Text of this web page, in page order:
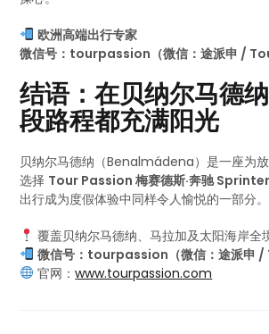
欧洲高端出行专家
微信号：tourpassion（微信：途派申 /
结语：在贝纳尔马德
段路程都充满阳光
贝纳尔马德纳（Benalmádena）是一座为放
选择 Tour Passion 梅赛德斯·奔驰
出行成为度假体验中同样令人愉悦的一部分。
覆盖贝纳尔马德纳、马拉加及太阳海岸全
微信号：tourpassion（微信：途派申 /
官网：www.tourpassion.com